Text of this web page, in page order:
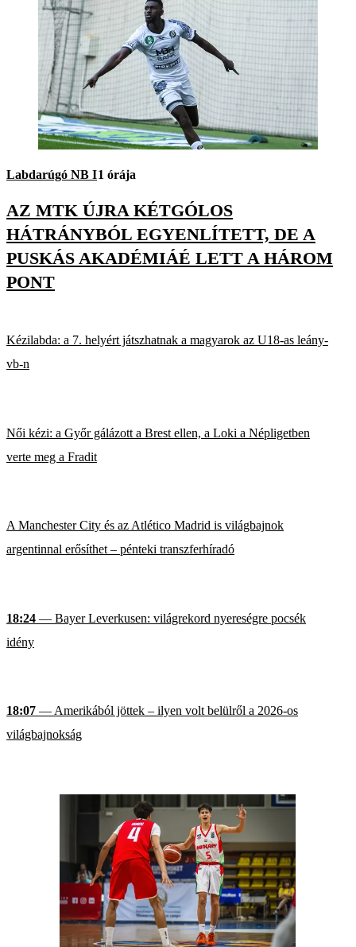
Labdarúgó NB I1 órája
AZ MTK ÚJRA KÉTGÓLOS
HÁTRÁNYBÓL EGYENLÍTETT, DE A
PUSKÁS AKADÉMIÁÉ LETT A HÁROM
PONT
Kézilabda: a 7. helyért játszhatnak a magyarok az U18-as leány-
vb-n
Női kézi: a Győr gálázott a Brest ellen, a Loki a Népligetben
verte meg a Fradit
A Manchester City és az Atlético Madrid is világbajnok
argentinnal erősíthet – pénteki transzferhíradó
18:24 — Bayer Leverkusen: világrekord nyereségre pocsék
idény
18:07 — Amerikából jöttek – ilyen volt belülről a 2026-os
világbajnokság